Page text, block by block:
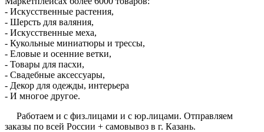
- Искусственные растения,
- Шерсть для валяния,
- Искусственные меха,
- Кукольные миниатюры и трессы,
- Еловые и осенние ветки,
- Товары для пасхи,
- Свадебные аксессуары,
- Декор для одежды, интерьера
- И многое другое.
Работаем и с физ.лицами и с юр.лицами. Отправляем
заказы по всей России + самовывоз в г. Казань.